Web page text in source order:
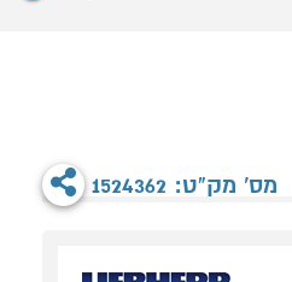
מס' מק"ט: 1524362